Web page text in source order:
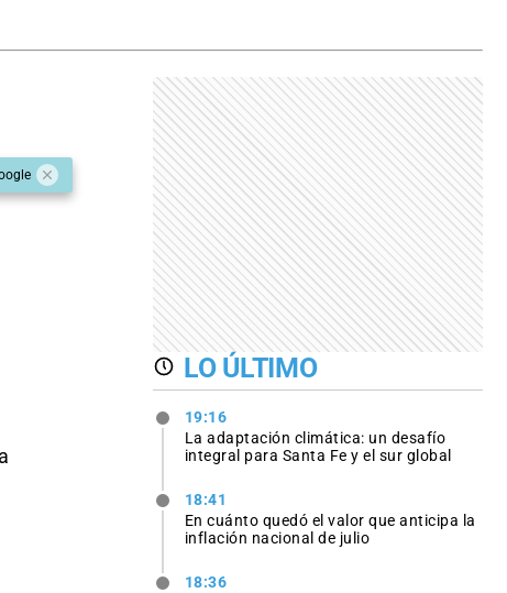
LO ÚLTIMO
19:16
La adaptación climática: un desafío
integral para Santa Fe y el sur global
18:41
En cuánto quedó el valor que anticipa la
inflación nacional de julio
18:36